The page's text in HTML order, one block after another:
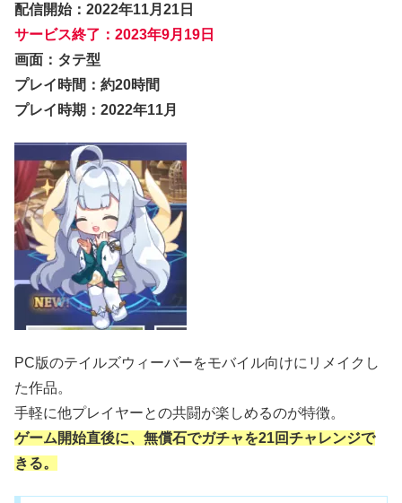
配信開始：2022年11月21日
サービス終了：2023年9月19日
画面：タテ型
プレイ時間：約20時間
プレイ時期：2022年11月
PC版のテイルズウィーバーをモバイル向けにリメイクし
た作品。
手軽に他プレイヤーとの共闘が楽しめるのが特徴。
ゲーム開始直後に、無償石でガチャを21回チャレンジで
きる。